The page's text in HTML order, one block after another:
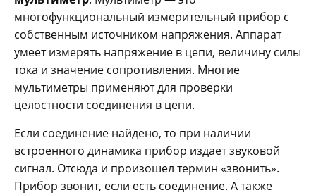
многофункциональный измерительный прибор с
собственным источником напряжения. Аппарат
умеет измерять напряжение в цепи, величину силы
тока и значение сопротивления. Многие
мультиметры применяют для проверки
целостности соединения в цепи.
Если соединение найдено, то при наличии
встроенного динамика прибор издает звуковой
сигнал. Отсюда и произошел термин «звонить».
Прибор звонит, если есть соединение. А также